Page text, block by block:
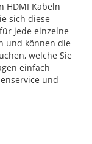
HDMI Kabeln
sich diese
jede einzelne
und können die
welche Sie
einfach
und